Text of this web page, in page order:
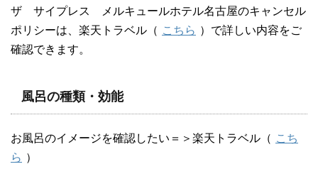
ザ サイプレス メルキュールホテル名古屋のキャンセル
ポリシーは、楽天トラベル（ こちら ）で詳しい内容をご
確認できます。
風呂の種類・効能
お風呂のイメージを確認したい＝＞楽天トラベル（ こち
ら ）